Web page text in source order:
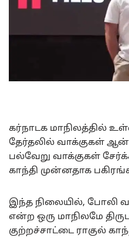
கர்நாடக மாநிலத்தில்
தேர்தலில் வாக்குகள்
பல்வேறு வாக்குகள்
காந்தி முன்னதாக
இந்த நிலையில், போலி
என்ற ஒரு மாநிலமே
குற்றச்சாட்டை ராகுல்